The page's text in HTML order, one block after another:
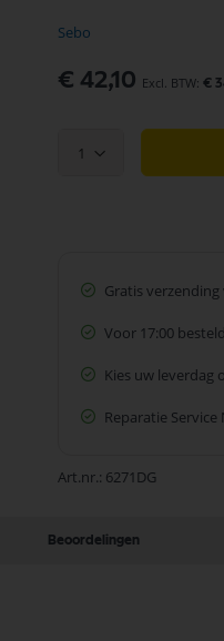
Sebo
€ 42,10 €
1
Gratis verzending
Voor 17:00 besteld
Kies uw leverdag
Reparatie Service
Art.nr. 6271DG
Beoordelingen